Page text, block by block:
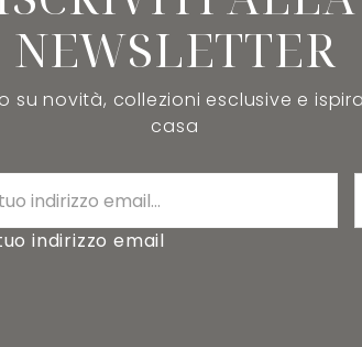
NEWSLETTER
su novità, collezioni esclusive e
casa
indirizzo email